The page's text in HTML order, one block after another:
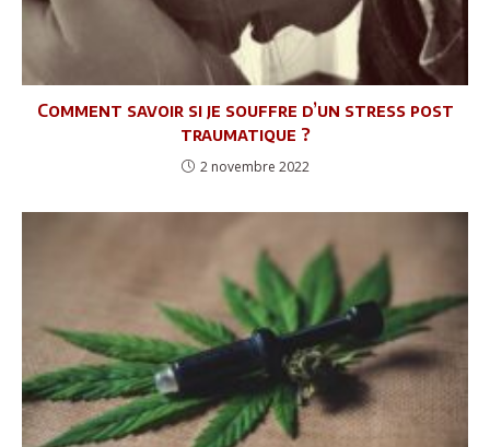
Comment savoir si je souffre d’un stress post
traumatique ?
2 novembre 2022